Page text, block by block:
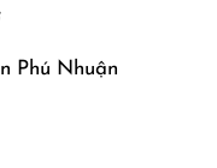
Phú Nhuận